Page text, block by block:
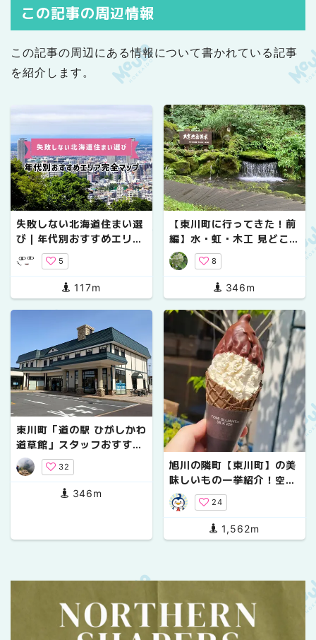
この記事の周辺情報
この記事の周辺にある情報について書かれている記事
を紹介します。
失敗しない北海道住まい選
び｜年代別おすすめエリア
完全マップ
5
117m
【東川町に行ってきた！前
編】水・虹・木工 見どころ
がたくさん！
8
346m
東川町「道の駅 ひがしかわ
道草館」スタッフおすすめ
商品｜米粉のしゅうくりぃ
む・玄米おむすび・東川ワ
32
346m
旭川の隣町【東川町】の美
味しいもの一挙紹介！空港
からの観光客にもおすすめ
24
1,562m